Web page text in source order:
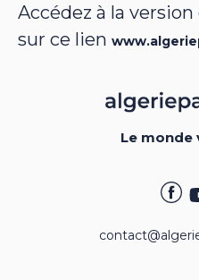
Accédez à la
sur ce lien
Le monde